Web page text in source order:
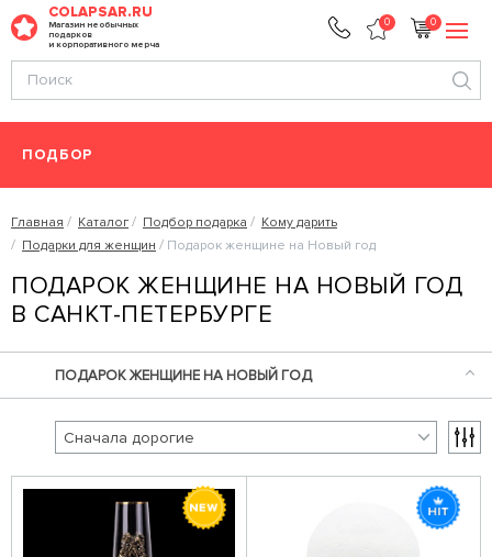
COLAPSAR.RU
Магазин необычных
подарков
и корпоративного мерча
0 0
ПОДБОР
Главная Каталог Подбор подарка
Кому дарить
Подарки для женщин
Подарок женщине на Новый год
ПОДАРОК ЖЕНЩИНЕ НА НОВЫЙ ГОД
В САНКТ-ПЕТЕРБУРГЕ
ПОДАРОК ЖЕНЩИНЕ НА НОВЫЙ ГОД